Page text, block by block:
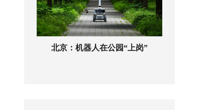
北京：机器人在公园“上岗”